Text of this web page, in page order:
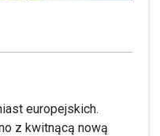
europejskich.
z kwitnącą nową